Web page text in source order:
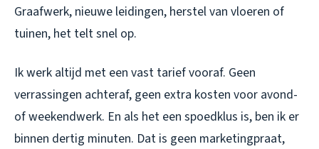
Graafwerk, nieuwe leidingen, herstel van vloeren of
tuinen, het telt snel op.
Ik werk altijd met een vast tarief vooraf. Geen
verrassingen achteraf, geen extra kosten voor avond-
of weekendwerk. En als het een spoedklus is, ben ik er
binnen dertig minuten. Dat is geen marketingpraat,